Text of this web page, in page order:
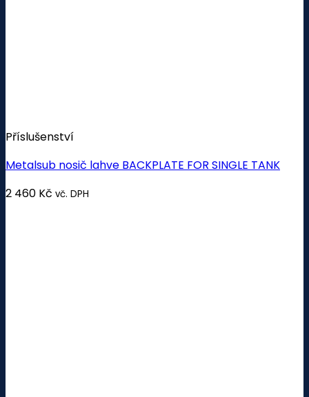
Příslušenství
Metalsub nosič lahve BACKPLATE FOR SINGLE TANK
2 460 Kč vč. DPH